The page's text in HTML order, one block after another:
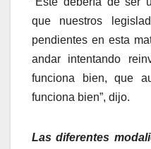
que nuestros
pendientes en esta
andar intentando
funciona bien, que
funciona bien”, dijo.
Las diferentes